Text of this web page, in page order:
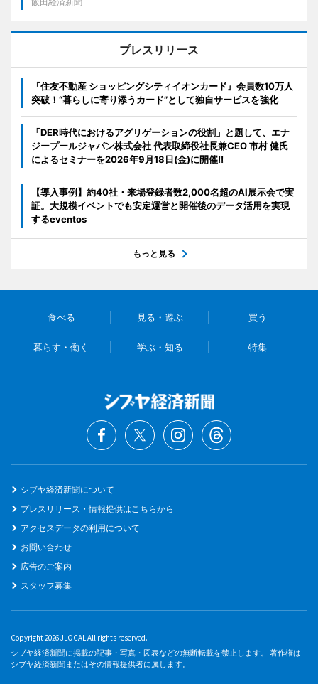
プレスリリース
『住友不動産 ショッピングシティイオンカード』会員数10万人
突破！“暮らしに寄り添うカード”として独自サービスを強化
「DER時代におけるアグリゲーションの役割」と題して、エナ
ジープールジャパン株式会社 代表取締役社長兼CEO 市村 健氏
によるセミナーを2026年9月18日(金)に開催!!
【導入事例】約40社・来場登録者数2,000名超のAI展示会で実
証。大規模イベントでも安定運営と開催後のデータ活用を実現
するeventos
もっと見る
食べる 見る・遊ぶ 買う
暮らす・働く 学ぶ・知る 特集
シブヤ経済新聞について
プレスリリース・情報提供はこちらから
アクセスデータの利用について
お問い合わせ
広告のご案内
スタッフ募集
Copyright 2026 JLOCAL All rights reserved.
シブヤ経済新聞に掲載の記事・写真・図表などの無断転載を禁止します。 著作権は
シブヤ経済新聞またはその情報提供者に属します。